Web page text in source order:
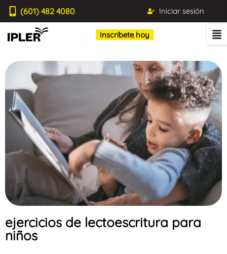
(601) 482 4080 Iniciar sesión
Inscríbete hoy
ejercicios de lectoescritura para
niños